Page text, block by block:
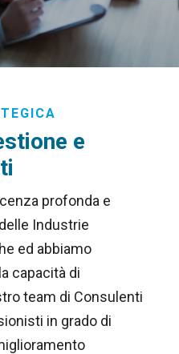
e
profonda e
Industrie
ed abbiamo
capacità di
team di Consulenti
in grado di